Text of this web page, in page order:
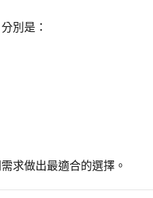
別是：
求做出最適合的選擇。